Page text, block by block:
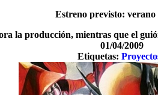
Estreno previsto: verano
la producción, mientras que el
01/04/2009
Etiquetas: